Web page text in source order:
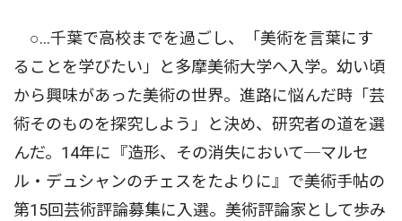
○…千葉で高校までを過ごし、「美術を言葉にす
ることを学びたい」と多摩美術大学へ入学。幼い頃
から興味があった美術の世界。進路に悩んだ時「芸
術そのものを探究しよう」と決め、研究者の道を選
んだ。14年に『造形、その消失において─マルセ
ル・デュシャンのチェスをたよりに』で美術手帖の
第15回芸術評論募集に入選。美術評論家として歩み